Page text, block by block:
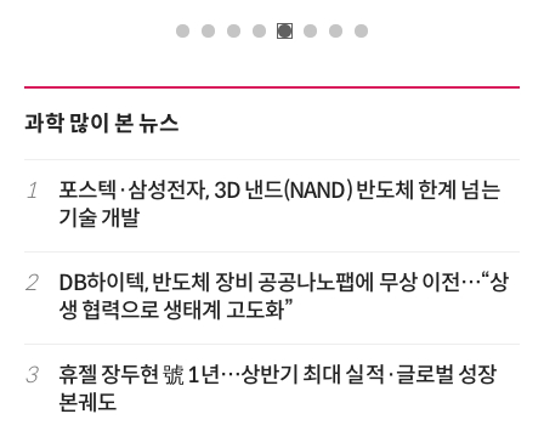
과학 많이 본 뉴스
1
포스텍·삼성전자, 3D 낸드(NAND) 반도체 한계 넘는
기술 개발
2
DB하이텍, 반도체 장비 공공나노팹에 무상 이전…“상
생 협력으로 생태계 고도화”
3
휴젤 장두현 號 1년…상반기 최대 실적·글로벌 성장
본궤도